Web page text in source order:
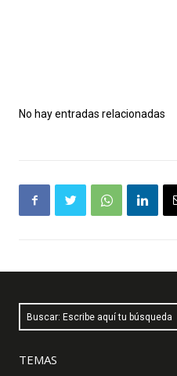
No hay entradas relacionadas
Buscar: Escribe aquí tu búsqueda
TEMAS